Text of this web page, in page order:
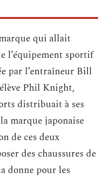
qui allait
l’équipement sportif
par l’entraîneur Bill
Phil Knight,
distribuait à ses
marque japonaise
de ces deux
des chaussures de
donne pour les